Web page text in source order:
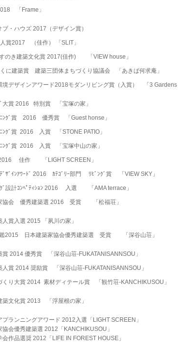
「Frame」
ブ・ハウズ 2017（デザイン賞）
賞2017 （佳作） 「SLIT」
のき建築文化賞 2017(佳作) 「VIEW house」
に建築賞 建築三団体まちづくり協議会 「あきば何求庵」
境デザインアワード2018モダンリビング賞（入賞） 「3 Gardens
ﾞ大賞 2016 特別賞 「宝塚の家」
ﾆﾝｸﾞ賞 2016 優秀賞 「Guest honse」
ﾆﾝｸﾞ賞 2016 入賞 「STONE PATIO」
ﾆﾝｸﾞ賞 2016 入賞 「宝塚中山の家」
佳作 「LIGHT SCREEN」
ﾃﾞｻﾞｲﾝｱﾜｰﾄﾞ 2016 ｶﾃｺﾞﾘｰ部門 ﾘﾋﾞﾝｸﾞ賞 「VIEW SKY」
ｸﾞ設計ｺﾝﾍﾟﾃｨｼｮﾝ 2016 入選 「AMA terrace」
協会 優秀建築選 2016 受賞 「松福荘」
賞入選 2015 「夙川の家」
鑑2015 日本建築家協会優秀建築選 受賞 「深谷山荘」
賞 2014 優秀賞 「深谷山荘-FUKATANISANNSOU」
人賞 2014 奨励賞 「深谷山荘-FUKATANISANNSOU」
くり大賞 2014 素材ディテール賞 「観竹荘-KANCHIKUSOU」
築文化賞 2013 「浮屋根の家」
プランニングアワード 2012入選「LIGHT SCREEN」
協会優秀建築選 2012「KANCHIKUSOU」
会作品選奨 2012「LIFE IN FOREST HOUSE」